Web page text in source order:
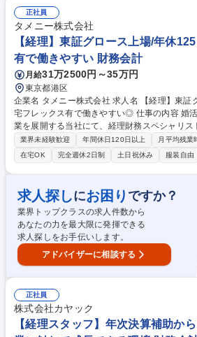
の注文受付、手配、納期管理 ■親会社対応：韓
（韓国語でのビジネス対話・メール対応） ■そ
対応、書類作成等の総務業務全般 募集職種 【総務・経理事務】韓国語ス
キルを活かす/世界展開する化学メーカーの日本
正社員
タメニー株式会社
【経理】東証グロース上場/年休
有で働きやすい 財務会計
月給31万2500円～35万円
東京都港区
企業名 タメニー株式会社 求人名 【経理】東証グロース上場/年休125日/在
宅フレックス有で働きやすい◎ 仕事の内容 婚活事業を中心に多角的な事
業を展開する当社にて、経理財務スペシャリス
ます。 ■日次・月次・年次の経理業務（仕訳入力、伝票処理、月次締め対
応） ■請求書発行・支払管理、経費精算チェッ
算業務の補助 ■税務申告・監査対応のサポート
ける各種庶務・改善業務 募集職種 【経理】東証グロース上場/年休125日/
在宅フレックス有で働きやすい◎
業界未経験歓迎 年間休日120日以上 月平均残業
在宅OK
完全週休2日制 土日祝休み 服装自由
求人探しにお困り ですか？
業界トップクラスの求人件数から
あなたの力を最大限に発揮できる
求人探しをお手伝いします。
アドバイザーに相談する
正社員
株式会社カヤック
【経理スタッフ】年次決算補助か